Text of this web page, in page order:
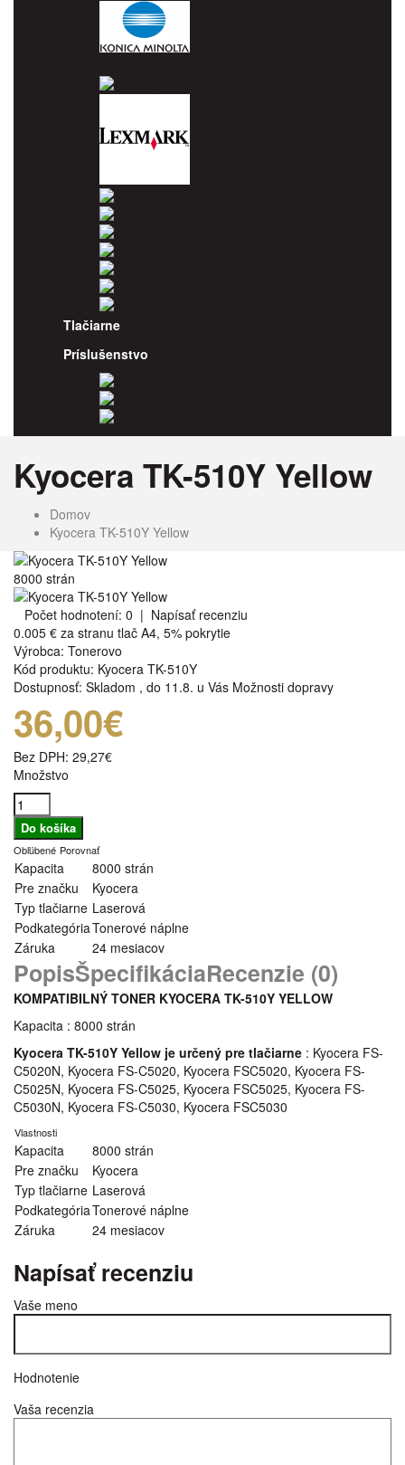
Tlačiarne
Príslušenstvo
Kyocera TK-510Y Yellow
Domov
Kyocera TK-510Y Yellow
8000 strán
Počet hodnotení: 0 | Napísať recenziu
0.005 € za stranu tlač A4, 5% pokrytie
Výrobca: Tonerovo
Kód produktu: Kyocera TK-510Y
Dostupnosť: Skladom , do 11.8. u Vás Možnosti dopravy
36,00€
Bez DPH: 29,27€
Množstvo
Obľúbené Porovnať
Kapacita
8000 strán
Pre značku
Kyocera
Typ tlačiarne Laserová
PodkategóriaTonerové náplne
Záruka
24 mesiacov
PopisŠpecifikáciaRecenzie (0)
KOMPATIBILNÝ TONER KYOCERA TK-510Y YELLOW
Kapacita : 8000 strán
Kyocera TK-510Y Yellow je určený pre tlačiarne : Kyocera FS-
C5020N, Kyocera FS-C5020, Kyocera FSC5020, Kyocera FS-
C5025N, Kyocera FS-C5025, Kyocera FSC5025, Kyocera FS-
C5030N, Kyocera FS-C5030, Kyocera FSC5030
Vlastnosti
Kapacita
8000 strán
Pre značku
Kyocera
Typ tlačiarne Laserová
PodkategóriaTonerové náplne
Záruka
24 mesiacov
Napísať recenziu
Vaše meno
Hodnotenie
Vaša recenzia